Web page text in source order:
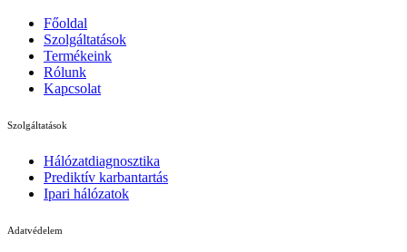
Főoldal
Szolgáltatások
Termékeink
Rólunk
Kapcsolat
Szolgáltatások
Hálózatdiagnosztika
Prediktív karbantartás
Ipari hálózatok
Adatvédelem